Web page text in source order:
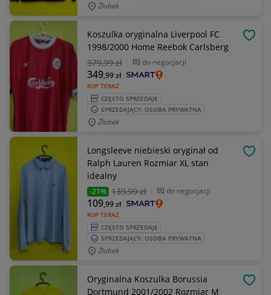
Żłobek
Koszulka oryginalna Liverpool FC
1998/2000 Home Reebok Carlsberg
379,99 zł do negocjacji
KUP TERAZ
349,99zł
CZĘSTO SPRZEDAJE
SPRZEDAJĄCY: OSOBA PRYWATNA
Żłobek
Longsleeve niebieski oryginał od
Ralph Lauren Rozmiar XL stan
idealny
-21% 139,99 zł do negocjacji
KUP TERAZ
109,99zł
CZĘSTO SPRZEDAJE
SPRZEDAJĄCY: OSOBA PRYWATNA
Żłobek
Oryginalna Koszulka Borussia
Dortmund 2001/2002 Rozmiar M